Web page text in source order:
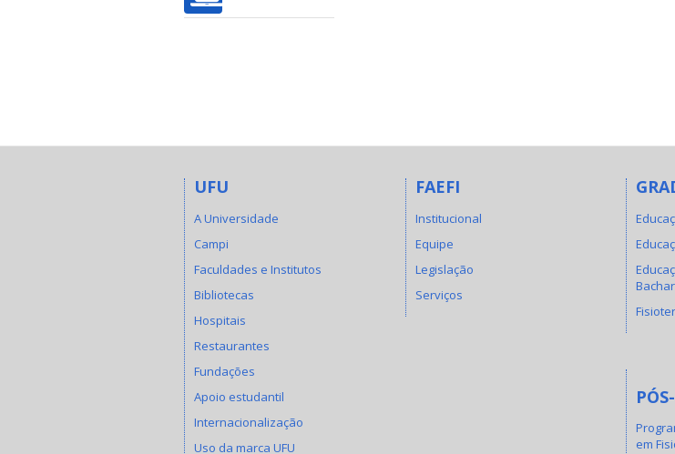
UFU
A Universidade
Campi
Faculdades e Institutos
Bibliotecas
Hospitais
Restaurantes
Fundações
Apoio estudantil
Internacionalização
Uso da marca UFU
FAEFI
Institucional
Equipe
Legislação
Serviços
em